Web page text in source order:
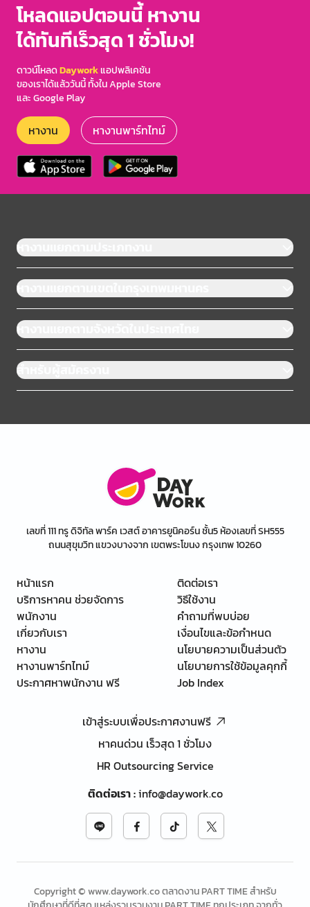
โหลดแอปตอนนี้ หางาน
ได้ทันทีเร็วสุด 1 ชั่วโมง!
ดาวน์โหลดDayworkแอปพลิเคชัน
ของเราได้แล้ววันนี้ ทั้งใน Apple Store
และ Google Play
หางาน หางานพาร์ทไทม์
หางานแยกตามประเภทงาน
หางานแยกตามเขตในกรุงเทพมหานคร
หางานแยกตามจังหวัดในประเทศไทย
สำหรับผู้สมัครงาน
เลขที่ 111 ทรู ดิจิทัล พาร์ค เวสต์ อาคารยูนิคอร์น ชั้น5 ห้องเลขที่ SH555
ถนนสุขุมวิท แขวงบางจาก เขตพระโขนง กรุงเทพ 10260
หน้าแรก
บริการหาคน ช่วยจัดการ
พนักงาน
เกี่ยวกับเรา
หางาน
หางานพาร์ทไทม์
ประกาศหาพนักงาน ฟรี
ติดต่อเรา
วิธีใช้งาน
คำถามที่พบบ่อย
เงื่อนไขและข้อกำหนด
นโยบายความเป็นส่วนตัว
นโยบายการใช้ข้อมูลคุกกี้
Job Index
เข้าสู่ระบบเพื่อประกาศงานฟรี
หาคนด่วน เร็วสุด 1 ชั่วโมง
HR Outsourcing Service
ติดต่อเรา:info@daywork.co
Copyright © www.daywork.co ตลาดงาน PART TIME สำหรับ